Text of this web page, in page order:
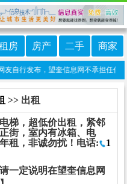
房 房产 二手 商家
行发布，望奎信息网不承担任何
>> 出租
梯，超低价出租，紧邻
街，室内有冰箱、电
租，非诚勿扰！电话:
1
一定说明在望奎信息网